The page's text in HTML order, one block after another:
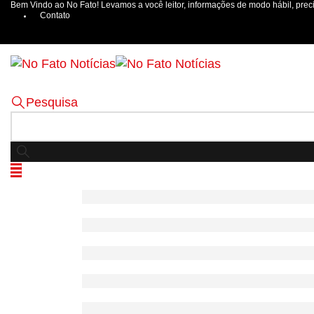
Bem Vindo ao No Fato! Levamos a você leitor, informações de modo hábil,
Contato
Pesquisa